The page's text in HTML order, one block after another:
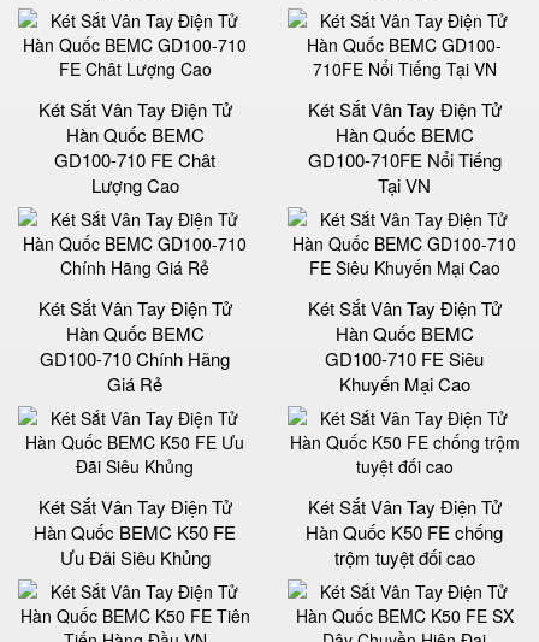
Két Sắt Vân Tay Điện Tử
Hàn Quốc BEMC
GD100-710 FE Chât
Lượng Cao
Két Sắt Vân Tay Điện Tử
Hàn Quốc BEMC
GD100-710FE Nổi Tiếng
Tại VN
Két Sắt Vân Tay Điện Tử
Hàn Quốc BEMC
GD100-710 Chính Hãng
Giá Rẻ
Két Sắt Vân Tay Điện Tử
Hàn Quốc BEMC
GD100-710 FE Siêu
Khuyến Mại Cao
Két Sắt Vân Tay Điện Tử
Hàn Quốc BEMC K50 FE
Ưu Đãi Siêu Khủng
Két Sắt Vân Tay Điện Tử
Hàn Quốc K50 FE chống
trộm tuyệt đối cao